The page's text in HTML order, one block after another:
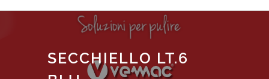
SECCHIELLO LT.6